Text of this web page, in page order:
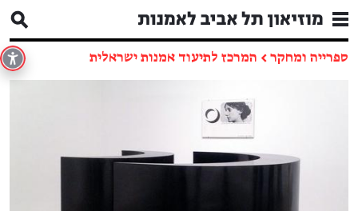
ספרייה ומחקר ← המרכז לתיעוד אמנות ישראלית